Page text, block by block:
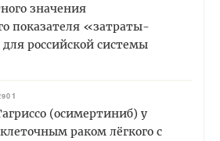
значения
показателя «затраты-
российской системы
(осимертиниб) у
раком лёгкого с